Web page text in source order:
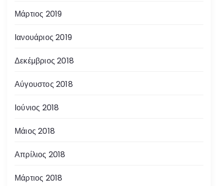
Μάρτιος 2019
Ιανουάριος 2019
Δεκέμβριος 2018
Αύγουστος 2018
Ιούνιος 2018
Μάιος 2018
Απρίλιος 2018
Μάρτιος 2018